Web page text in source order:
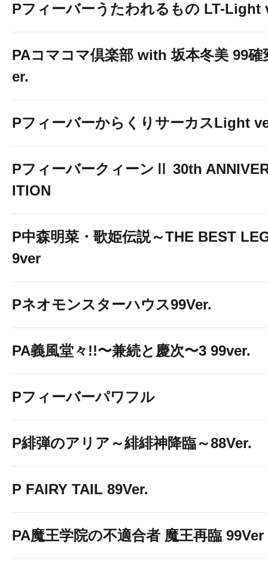
Pフィーバーうたわれるもの LT-Light
PAコマコマ倶楽部 with 坂本冬美 99確
er.
PフィーバーからくりサーカスLight
PフィーバークィーンⅡ 30th
ITION
P中森明菜・歌姫伝説～THE BEST
9ver
Pネオモンスターハウス99Ver.
PA義風堂々!!〜兼続と慶次〜3 99ver.
Pフィーバーパワフル
P緋弾のアリア～緋緋神降臨～88Ver.
P FAIRY TAIL 89Ver.
PA魔王学院の不適合者 魔王再臨 99Ver